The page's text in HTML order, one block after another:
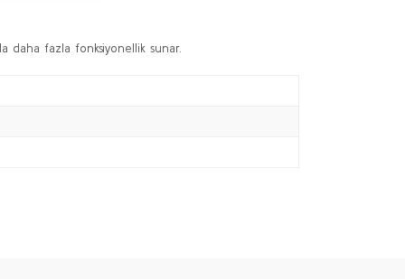
daha fazla fonksiyonellik sunar.